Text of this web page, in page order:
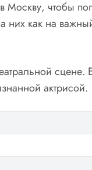
чтобы
как на
актрисой.